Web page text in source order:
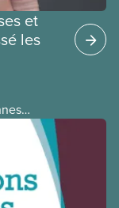
et
les
membres
du
de ce
Comité